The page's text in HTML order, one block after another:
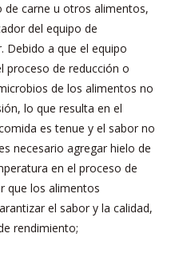
de carne u otros alimentos,
del equipo de
Debido a que el equipo
proceso de reducción o
de los alimentos no
lo que resulta en el
es tenue y el sabor no
necesario agregar hielo de
en el proceso de
que los alimentos
el sabor y la calidad,
rendimiento;